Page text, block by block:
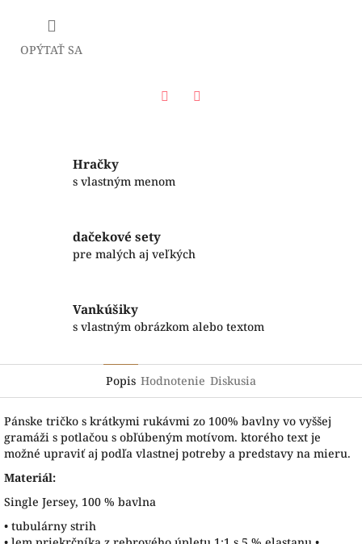
OPÝTAŤ SA
Hračky
s vlastným menom
dačekové sety
pre malých aj veľkých
Vankúšiky
s vlastným obrázkom alebo textom
Popis Hodnotenie Diskusia
Pánske tričko s krátkymi rukávmi zo 100% bavlny vo vyššej
gramáži s potlačou s obľúbeným motívom. ktorého text je
možné upraviť aj podľa vlastnej potreby a predstavy na mieru.
Materiál:
Single Jersey, 100 % bavlna
• tubulárny strih